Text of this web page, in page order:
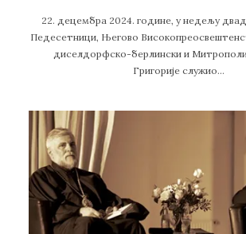
22. децембра 2024. године, у недељу
Педесетници, Његово
диселдорфско-берлински и
Григорије служио…